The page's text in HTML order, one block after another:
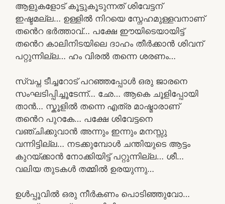
ആളുകളോട് കൂട്ടുകൂടുന്നത് ശിവേട്ടന്
ഇഷ്ടമല്ല… ഉള്ളിൽ നിറയെ സ്നേഹമുള്ളവനാണ്
തൻെറ ഭർത്താവ്… പക്ഷേ ഈയിടെയായിട്ട്
തൻെറ കാലിനിടയിലെ ദാഹം തീർക്കാൻ ശിവന്
പറ്റുന്നില്ല… ഹം വിരൽ തന്നെ ശരണം…
സ്വപ്ന ടീച്ചറോട് പറഞ്ഞപ്പോൾ ഒരു ജാരനെ
സംഘടിപ്പിച്ചൂടേന്ന്… ഛേ… ആകെ ചൂളിപ്പോയി
താൻ… സ്കൂളിൽ തന്നെ എത്ര മാഷ്മാരാണ്
തൻെറ പുറകേ… പക്ഷേ ശിവേട്ടനെ
വഞ്ചിക്കുവാൻ അന്നും ഇന്നും മനസ്സു
വന്നിട്ടില്ല… നടക്കുമ്പോൾ ചന്തിയുടെ ആട്ടം
കുറയ്ക്കാൻ നോക്കിയിട്ട് പറ്റുന്നില്ല… ശീ…
വലിയ തുടകൾ തമ്മിൽ ഉരയുന്നു…
ഉൾപ്പൂവിൽ ഒരു നീർകണം പൊടിഞ്ഞുവോ…